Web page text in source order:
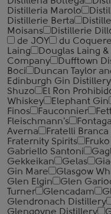
Distilleria Marolo
Distillerie Berta
Moisans
Distillerie
de JOY
du
Laing
Douglas Laing &
Company
Dufftown
Boci
Duncan Taylor
Edinburgh Gin Distillery
Shuzo
El Ron
Whiskey
Elephant Gin
Finos
Fauconnier
Fleischmann's
Averna
Fratelli
Fraternity Spirits
Gabriello Santoni
Gekkeikan
Gelas
Gin Mare
Glasgow
Glen Elgin
Glen
Turner
Glencadam
Glendronach Distillery